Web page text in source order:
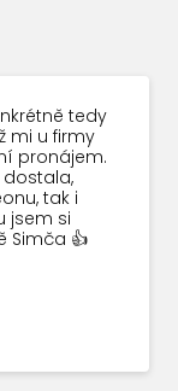
tedy
mi u firmy
pronájem.
dostala,
tak i
jsem si
Simča 👍